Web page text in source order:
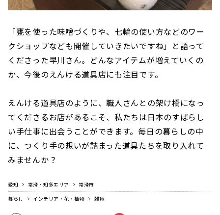
「甕を使った味噌づくりや、七輪の使い方などのワー
クショップなども開催していきたいですね」と語って
くださった早川さん。どんなアイテムが増えていくの
か、今後のえんける道具店にも注目です。
えんける道具店のように、職人さんとの架け橋になっ
てくださるお店があるこそ、私たちは日本のすばらし
い手仕事に出会うことができます。毎日の暮らしの中
に、つくり手の想いが詰まった道具たちを取り入れて
みませんか？
愛知 常滑・知多エリア
常滑市
暮らし
インテリア・花・植物 雑貨